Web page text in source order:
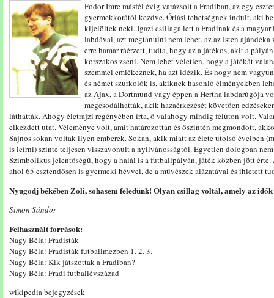
Fodor Imre másfél évig varázsolt a Fradiban, az egy
gyermekkorától kezdve. Óriási tehetségnek indult, aki
kijelöltek neki. Igazi csillaga lett a Fradinak és a
labdával, azt megtanulni nem lehet, az az Isten
erre hamar ráérzett, tudta, hogy az a játékos, akit a
korszakos zseni. Nem lehet véletlen, hogy a játékát
szemmel emlékeznek, ha azt idézik. És hogy nem
és német szurkolók is, akiknek hasonló élményekben
az Ajax, a Dortmund vagy éppen a Hertha labdarúgója
megcsodálhatták, akik hazaérkezését követően
láthatták. Ahogy életrajzi regényében írta, ő valahogy mindig félúton volt.
elkezdett utat. Véleménye volt, amit határozottan és őszintén megmondott,
Sajnos sokan voltak ilyen emberek. Sokan, akik miatt az élete utolsó éveiben
is leírni) szinte teljesen visszavonult a nyilvánosságtól. Egyetlen dologban
Szimbolikus jelentőségű, hogy a halál is a futballpályán, játék közben jött
ahol 65 esztendősen is gyermeki hévvel, de a művészek alázatával és ihletett
Nyugodj békében Zoli, sohasem feledünk! Olyan csillag voltál, amely az
Simon Sándor
Felhasznált források:
Nagy Béla: Fradisták
Nagy Béla: Fradisták futballmezben 1. 2. 3.
Nagy Béla: Kik játszottak a Fradiban?
Nagy Béla: Fradi futballévszázad
wikipedia bejegyzések